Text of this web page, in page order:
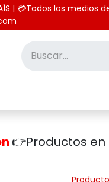
PAÍS | 💳Todos los
👉Productos en